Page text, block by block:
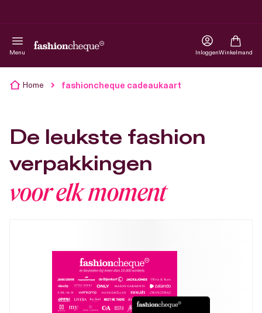
Menu InloggenWinkelmand
Home fashioncheque cadeaukaart
De leukste fashion
verpakkingen
voor elk moment